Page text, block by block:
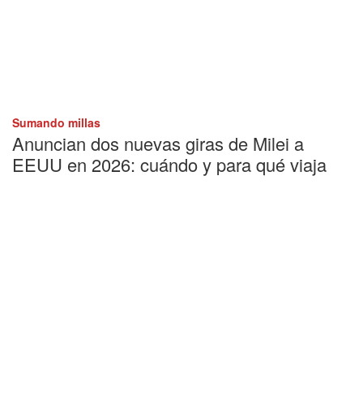
Sumando millas
Anuncian dos nuevas giras de Milei a
EEUU en 2026: cuándo y para qué viaja